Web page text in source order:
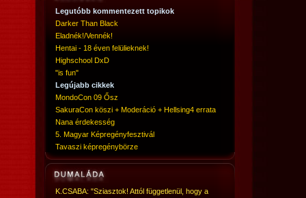
Legutóbb kommentezett topikok
Darker Than Black
Eladnék!/Vennék!
Hentai - 18 éven felülieknek!
Highschool DxD
"is fun"
Legújabb cikkek
MondoCon 09 Ősz
SakuraCon köszi + Moderáció + Hellsing4 errata
Nana érdekesség
5. Magyar Képregényfesztivál
Tavaszi képregénybörze
K.CSABA: "Sziasztok! Attól függetlenül, hogy a